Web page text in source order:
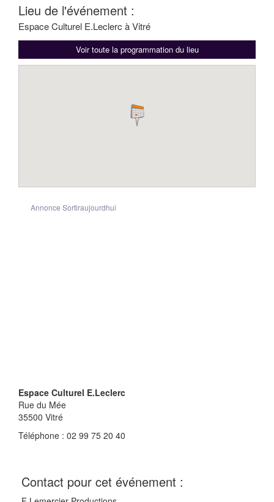
Lieu de l'événement :
Espace Culturel E.Leclerc à Vitré
Voir toute la programmation du lieu
Annonce Sortiraujourdhui
Espace Culturel E.Leclerc
Rue du Mée
35500 Vitré
Téléphone : 02 99 75 20 40
Contact pour cet événement :